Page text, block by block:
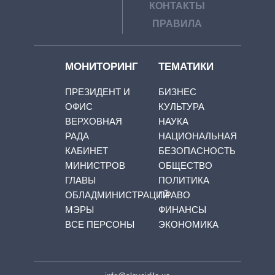
КОНТАКТЫ
ПРАВИЛА
МОНИТОРИНГ
ПРЕЗИДЕНТ И
ОФИС
ВЕРХОВНАЯ
РАДА
КАБИНЕТ
МИНИСТРОВ
ГЛАВЫ
ОБЛАДМИНИСТРАЦИЙ
МЭРЫ
ВСЕ ПЕРСОНЫ
ТЕМАТИКИ
БИЗНЕС
КУЛЬТУРА
НАУКА
НАЦИОНАЛЬНАЯ
БЕЗОПАСНОСТЬ
ОБЩЕСТВО
ПОЛИТИКА
ПРАВО
ФИНАНСЫ
ЭКОНОМИКА